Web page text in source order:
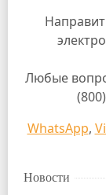
Любые
WhatsApp,
Новости